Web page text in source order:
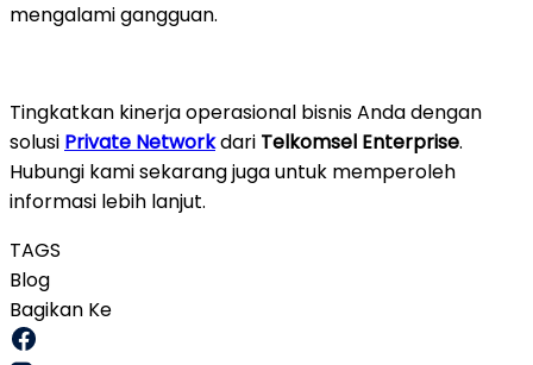
mengalami gangguan.
Tingkatkan kinerja operasional bisnis Anda dengan
solusi Private Networkdari Telkomsel Enterprise.
Hubungi kami sekarang juga untuk memperoleh
informasi lebih lanjut.
TAGS
Blog
Bagikan Ke